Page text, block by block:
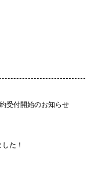
受付開始のお知らせ
た！